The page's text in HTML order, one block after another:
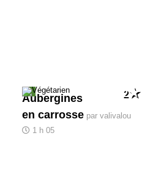
Aubergines
en carrosse par valivalou
1 h 05
2